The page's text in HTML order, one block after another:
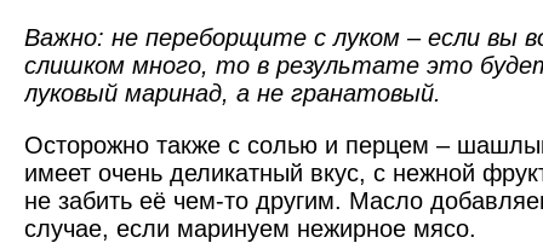
Важно: не переборщите с луком – если вы
слишком много, то в результате это
луковый маринад, а не гранатовый.
Осторожно также с солью и перцем –
имеет очень деликатный вкус, с нежной
не забить её чем-то другим. Масло
случае, если маринуем нежирное мясо.